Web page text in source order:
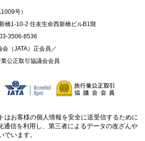
号）
橋1-10-2 住友生命西新橋ビルB1階
3506-8536
（JATA）正会員／
公正取引協議会会員
はお客様の個人情報を安全に送受信するために
通信を利用し、第三者によるデータの改ざんや
でいます。